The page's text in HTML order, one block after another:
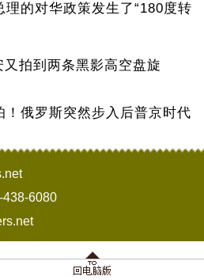
理的对华政策发生了“180度转
拍到两条黑影高空盘旋
！俄罗斯突然步入后普京时代
438-6080